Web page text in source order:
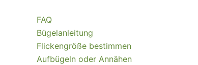
FAQ
Bügelanleitung
Flickengröße bestimmen
Aufbügeln oder Annähen